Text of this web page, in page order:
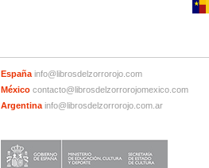
España info@librosdelzorrorojo.com
México contacto@librosdelzorrorojomexico.com
Argentina info@librosdelzorrorojo.com.ar